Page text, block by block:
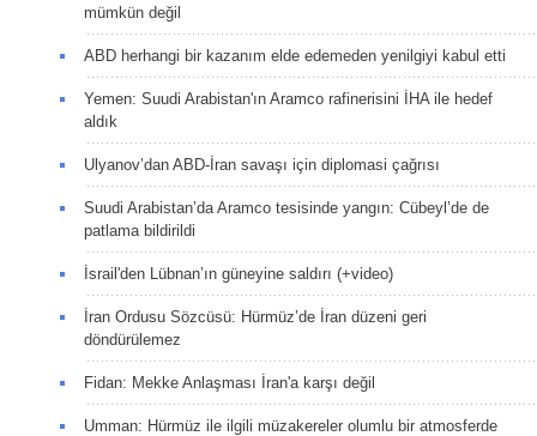
mümkün değil
ABD herhangi bir kazanım elde edemeden yenilgiyi kabul etti
Yemen: Suudi Arabistan'ın Aramco rafinerisini İHA ile hedef
aldık
Ulyanov’dan ABD-İran savaşı için diplomasi çağrısı
Suudi Arabistan’da Aramco tesisinde yangın: Cübeyl’de de
patlama bildirildi
İsrail'den Lübnan’ın güneyine saldırı (+video)
İran Ordusu Sözcüsü: Hürmüz’de İran düzeni geri
döndürülemez
Fidan: Mekke Anlaşması İran'a karşı değil
Umman: Hürmüz ile ilgili müzakereler olumlu bir atmosferde